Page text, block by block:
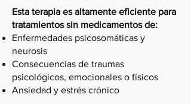
Esta terapia es altamente eficiente para
tratamientos sin medicamentos de:
Enfermedades psicosomáticas y
neurosis
Consecuencias de traumas
psicológicos, emocionales o físicos
Ansiedad y estrés crónico